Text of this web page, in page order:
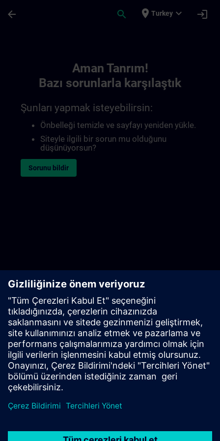
arrow_back search place Turkey expand_more login
Aman Tanrım!
Bazı sorunlarla karşılaştık
Şunları yapmak isteyebilirsin:
Önbelleği temizle ve sayfayı yeniden yükle.
Siteyle ilgili bir sorun mu olduğunu
düşünüyorsun?
Sorunu bildir